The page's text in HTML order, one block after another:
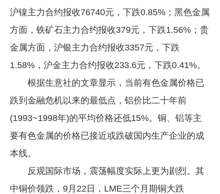
沪镍主力合约报收76740元，下跌0.85%；黑色金属
方面，铁矿石主力合约报收379元，下跌1.56%；贵
金属方面，沪银主力合约报收3357元，下跌
1.58%，沪金主力合约报收233.6元，下跌0.41%。
根据生意社的文章显示，当前有色金属价格已
跌到金融危机以来的最低点，铝价比二十年前
(1993~1998年)的平均价格还低15%。铜、铝等主
要有色金属的价格已接近或跌破国内生产企业的成
本线。
反观国际市场，震荡幅度实际上更为剧烈。其
中铜价领跌，9月22日，LME三个月期铜大跌